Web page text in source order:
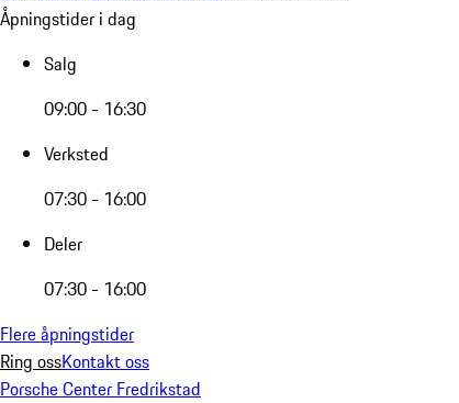
Åpningstider i dag
Salg
09:00 - 16:30
Verksted
07:30 - 16:00
Deler
07:30 - 16:00
Flere åpningstider
Ring ossKontakt oss
Porsche Center Fredrikstad